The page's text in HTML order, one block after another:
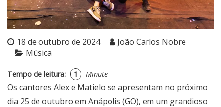
18 de outubro de 2024
João Carlos Nobre
Música
Tempo de leitura: 1 Minute
Os cantores Alex e Matielo se apresentam no próximo
dia 25 de outubro em Anápolis (GO), em um grandioso